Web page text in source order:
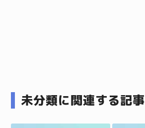
未分類に関連する記事